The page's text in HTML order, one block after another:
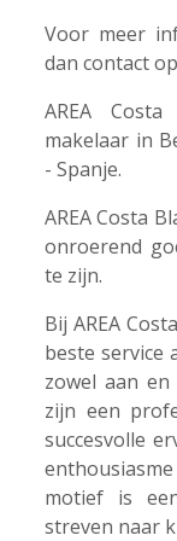
Voor meer
dan contact
AREA
makelaar in
- Spanje.
AREA Costa
onroerend
te zijn.
Bij AREA
beste service
zowel aan
zijn een
succesvolle
motief is
streven naar